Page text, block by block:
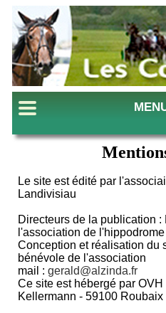
Le site est édité par
Landivisiau
Directeurs de la publication
l'association de
Conception et réalisation du
bénévole de l'association
mail : gerald@alzinda.fr
Ce site est hébergé par
Kellermann - 59100 Roubaix